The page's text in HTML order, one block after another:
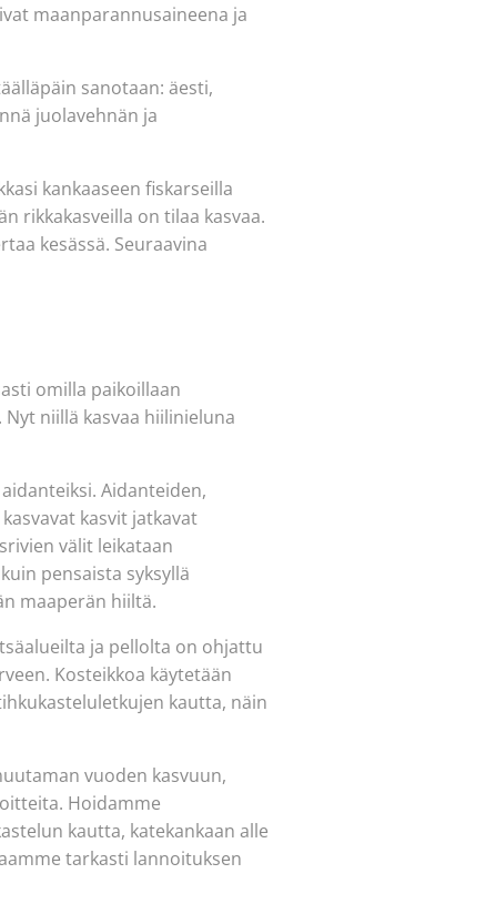
maanparannusaineena ja
sanotaan: äesti,
juolavehnän ja
kankaaseen fiskarseilla
rikkakasveilla on tilaa kasvaa.
kesässä. Seuraavina
omilla paikoillaan
niillä kasvaa hiilinieluna
Aidanteiden,
kasvit jatkavat
välit leikataan
pensaista syksyllä
maaperän hiiltä.
ja pellolta on ohjattu
Kosteikkoa käytetään
kautta, näin
vuoden kasvuun,
Hoidamme
kautta, katekankaan alle
tarkasti lannoituksen